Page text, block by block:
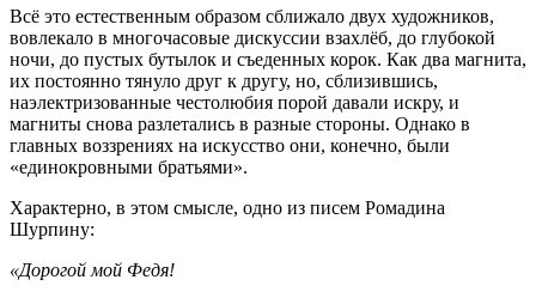
Всё это естественным образом сближало двух художников,
вовлекало в многочасовые дискуссии взахлёб, до глубокой
ночи, до пустых бутылок и съеденных корок. Как два магнита,
их постоянно тянуло друг к другу, но, сблизившись,
наэлектризованные честолюбия порой давали искру, и
магниты снова разлетались в разные стороны. Однако в
главных воззрениях на искусство они, конечно, были
«единокровными братьями».
Характерно, в этом смысле, одно из писем Ромадина
Шурпину:
«Дорогой мой Федя!